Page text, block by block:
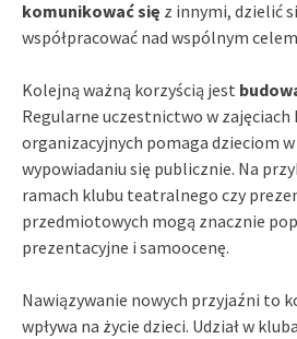
komunikować się z innymi, dzielić
współpracować nad wspólnym
Kolejną ważną korzyścią jest
Regularne uczestnictwo w zajęciach
organizacyjnych pomaga dzieciom
wypowiadaniu się publicznie. Na
ramach klubu teatralnego czy
przedmiotowych mogą znacznie
prezentacyjne i samoocenę.
Nawiązywanie nowych przyjaźni to
wpływa na życie dzieci. Udział w